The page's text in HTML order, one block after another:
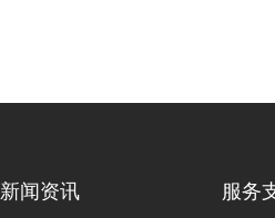
新闻资讯 服务